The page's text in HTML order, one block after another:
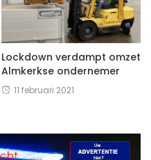
Lockdown verdampt omzet
Almkerkse ondernemer
11 februari 2021